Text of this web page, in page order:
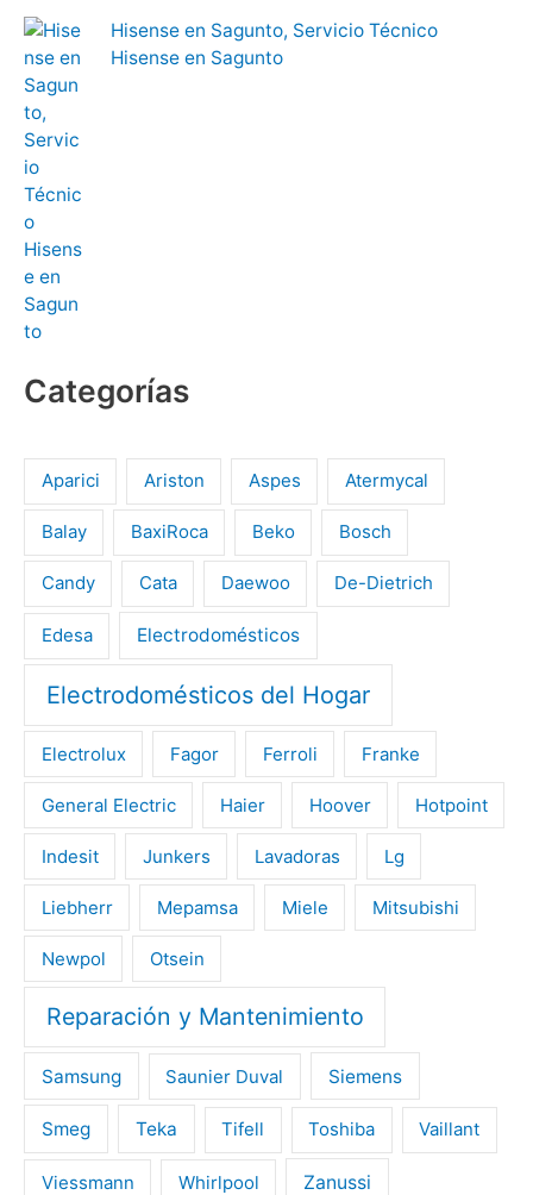
Hisense en Sagunto, Servicio Técnico
Hisense en Sagunto
Categorías
Aparici Ariston Aspes Atermycal
Balay BaxiRoca Beko Bosch
Candy Cata Daewoo De-Dietrich
Edesa Electrodomésticos
Electrodomésticos del Hogar
Electrolux Fagor Ferroli Franke
General Electric Haier Hoover Hotpoint
Indesit Junkers Lavadoras Lg
Liebherr Mepamsa Miele Mitsubishi
Newpol Otsein
Reparación y Mantenimiento
Samsung Saunier Duval Siemens
Smeg Teka Tifell Toshiba Vaillant
Viessmann Whirlpool Zanussi